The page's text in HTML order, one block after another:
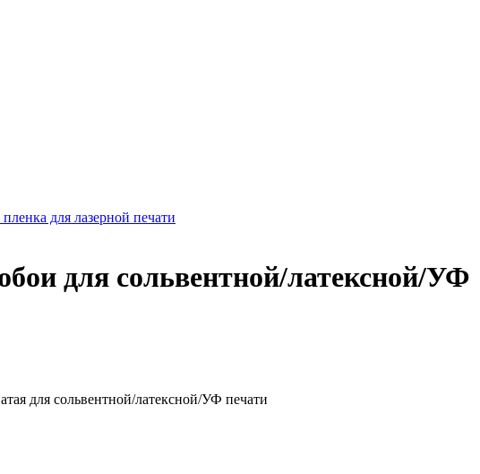
для лазерной печати
для сольвентной/латексной/УФ
для сольвентной/латексной/УФ печати